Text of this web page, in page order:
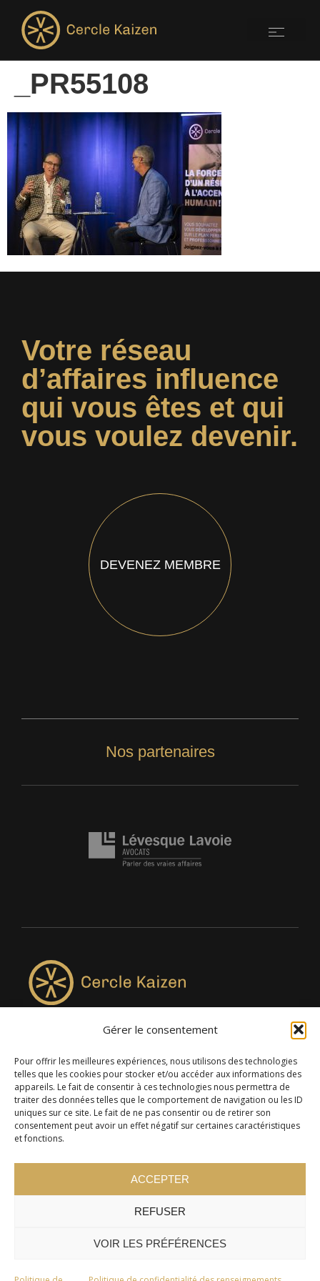
Gérer le consentement
Pour offrir les meilleures expériences, nous utilisons des technologies
telles que les cookies pour stocker et/ou accéder aux informations des
appareils. Le fait de consentir à ces technologies nous permettra de
traiter des données telles que le comportement de navigation ou les ID
uniques sur ce site. Le fait de ne pas consentir ou de retirer son
consentement peut avoir un effet négatif sur certaines caractéristiques
et fonctions.
ACCEPTER
REFUSER
VOIR LES PRÉFÉRENCES
_PR55108
Votre réseau
d’affaires influence
qui vous êtes et qui
vous voulez devenir.
DEVENEZ MEMBRE
Nos partenaires
4957, rue Lionel-Groulx, bureau 819, Saint-Augustin-de-
Desmaures QC G3A 0M7
© 2024 Cercle Kaizen. Tous droits réservés -